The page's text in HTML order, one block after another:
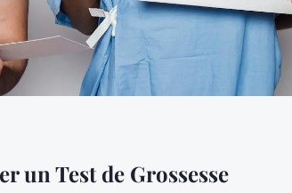
un Test de Grossesse